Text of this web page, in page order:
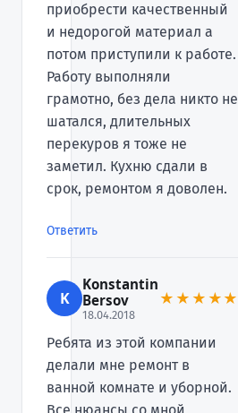
приобрести качественный
и недорогой материал а
потом приступили к работе.
Работу выполняли
грамотно, без дела никто не
шатался, длительных
перекуров я тоже не
заметил. Кухню сдали в
срок, ремонтом я доволен.
Ответить
K
Konstantin
Bersov
18.04.2018
★★★★★
Ребята из этой компании
делали мне ремонт в
ванной комнате и уборной.